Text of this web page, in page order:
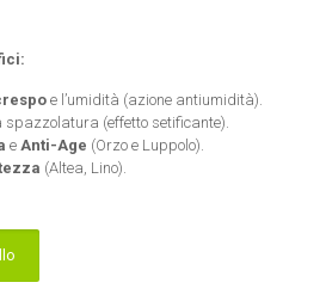
e l’umidità (azione antiumidità).
spazzolatura (effetto setificante).
e Anti-Age (Orzo e Luppolo).
(Altea, Lino).